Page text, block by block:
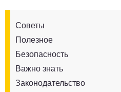
Советы
Полезное
Безопасность
Важно знать
Законодательство